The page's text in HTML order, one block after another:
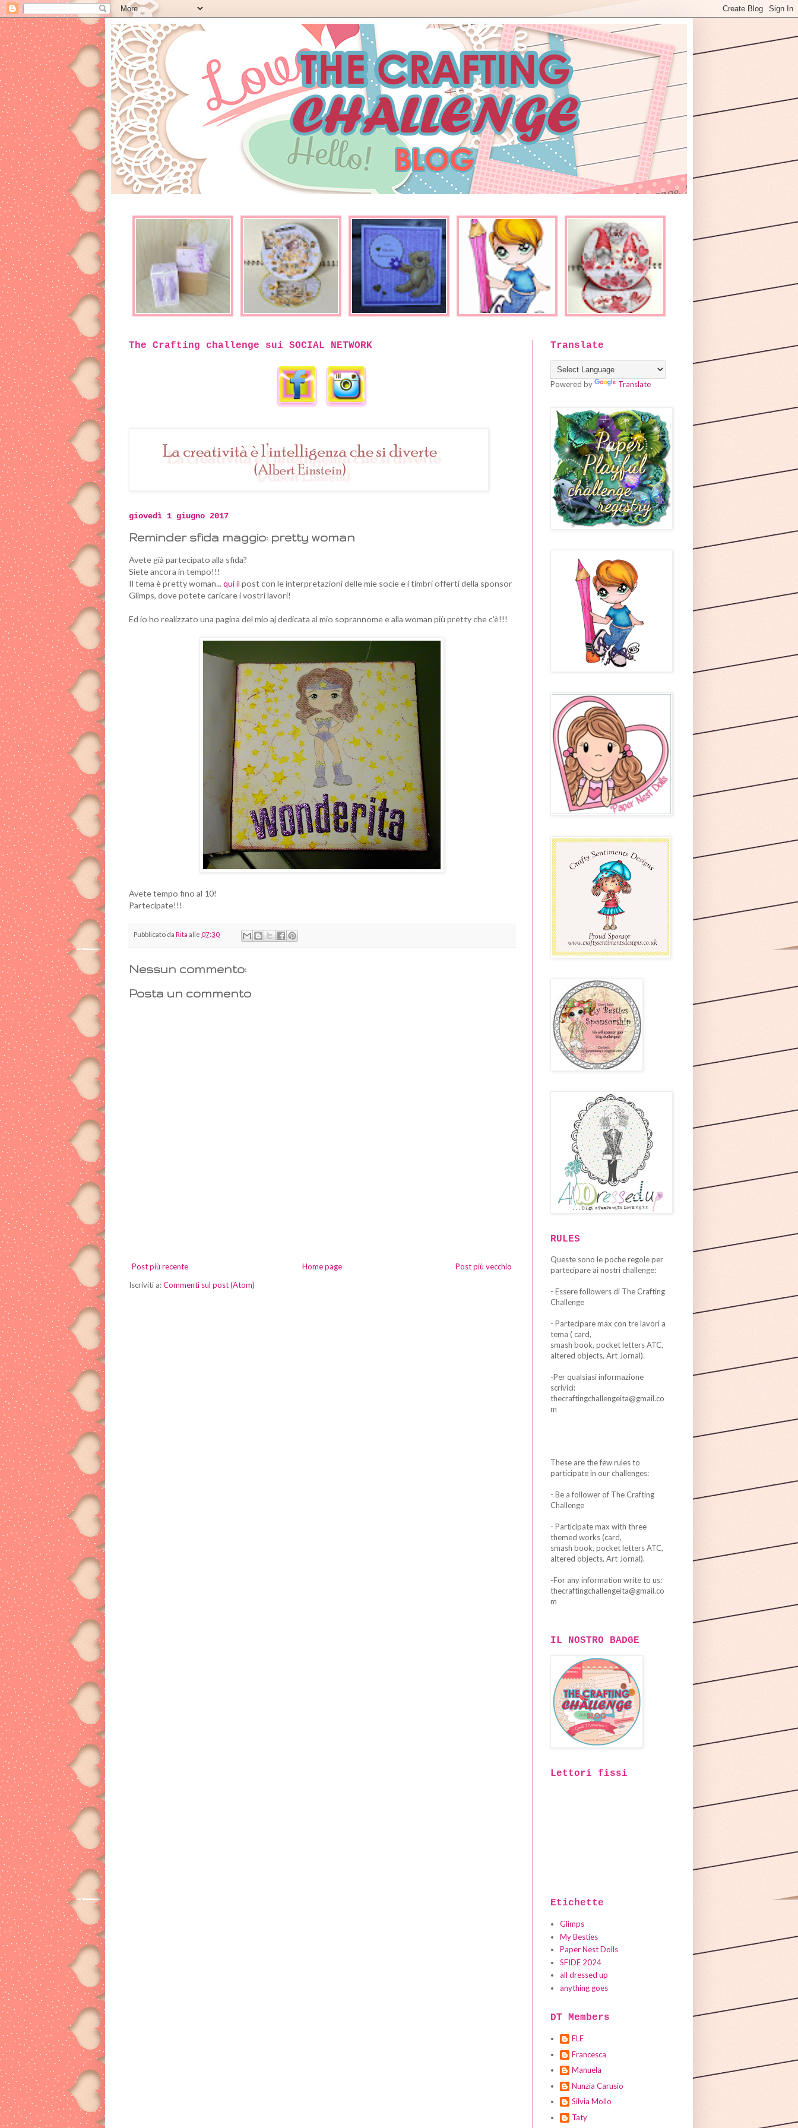
The Crafting challenge sui SOCIAL NETWORK
giovedì 1 giugno 2017
Reminder sfida maggio: pretty woman
Avete già partecipato alla sfida?
Siete ancora in tempo!!!
Il tema è pretty woman...quiil post con le interpretazioni delle mie socie e i timbri offerti della sponsor
Glimps, dove potete caricare i vostri lavori!
Ed io ho realizzato una pagina del mio aj dedicata al mio soprannome e alla woman più pretty che c'è!!!
Avete tempo fino al 10!
Partecipate!!!
Pubblicato da Rita alle 07:30
Nessun commento:
Posta un commento
Post più recente Post più vecchio
Home page
Iscriviti a:Commenti sul post (Atom)
Translate
Powered by Translate
RULES
Queste sono le poche regole per
partecipare ai nostri challenge:
- Essere followers di The Crafting
Challenge
- Partecipare max con tre lavori a
tema ( card,
smash book, pocket letters ATC,
altered objects, Art Jornal).
-Per qualsiasi informazione
scrivici:
thecraftingchallengeita@gmail.co
m
These are the few rules to
participate in our challenges:
- Be a follower of The Crafting
Challenge
- Participate max with three
themed works (card,
smash book, pocket letters ATC,
altered objects, Art Jornal).
-For any information write to us:
thecraftingchallengeita@gmail.co
m
IL NOSTRO BADGE
Lettori fissi
Etichette
Glimps
My Besties
Paper Nest Dolls
SFIDE 2024
all dressed up
anything goes
DT Members
ELE
Francesca
Manuela
Nunzia Carusio
Silvia Mollo
Taty